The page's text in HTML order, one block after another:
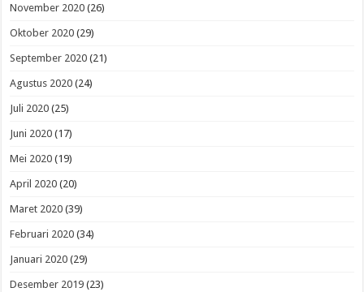
November 2020 (26)
Oktober 2020 (29)
September 2020 (21)
Agustus 2020 (24)
Juli 2020 (25)
Juni 2020 (17)
Mei 2020 (19)
April 2020 (20)
Maret 2020 (39)
Februari 2020 (34)
Januari 2020 (29)
Desember 2019 (23)